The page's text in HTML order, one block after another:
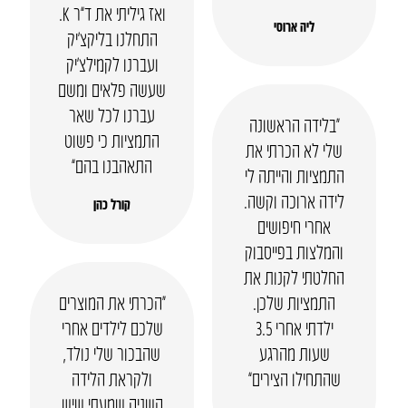
ליה ארוסי
התחלנו בליקצ’יק
ועברנו לקמילצ’יק
שעשה פלאים ומשם
עברנו לכל שאר
התמציות כי פשוט
התאהבנו בהם”
קורל כהן
“בלידה הראשונה
שלי לא הכרתי את
התמציות והייתה לי
לידה ארוכה וקשה.
אחרי חיפושים
והמלצות בפייסבוק
החלטתי לקנות את
התמציות שלכן.
ילדתי אחרי 3.5
שעות מהרגע
שהתחילו הצירים”
“הכרתי את המוצרים
שלכם לילדים אחרי
שהבכור שלי נולד,
ולקראת הלידה
השניה שמעתי שיש